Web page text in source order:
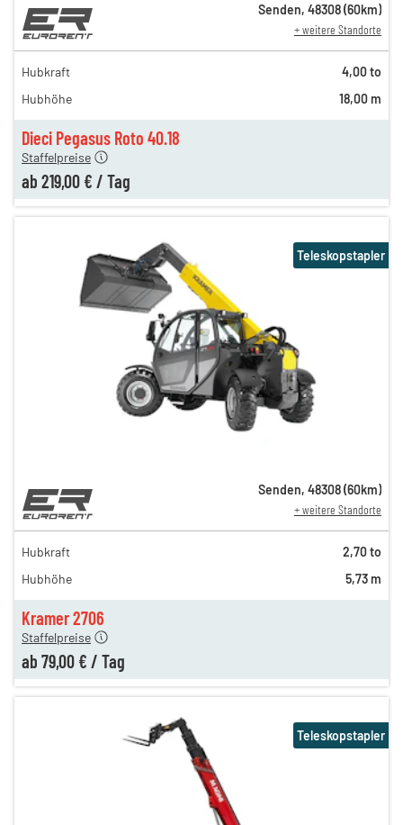
Dieci Pegasus Roto 40.18
329,00 €
299,00 €
259,00 €
239,00 €
Staffelpreise
ab 219,00 € / Tag
Senden, 48308(60km)
+ weitere Standorte
Hubkraft
4,00 to
Hubhöhe
18,00 m
Kramer 2706
159,00 €
129,00 €
119,00 €
99,00 €
Staffelpreise
ab 79,00 € / Tag
Teleskopstapler
Senden, 48308(60km)
+ weitere Standorte
Hubkraft
2,70 to
Hubhöhe
5,73 m
Teleskopstapler